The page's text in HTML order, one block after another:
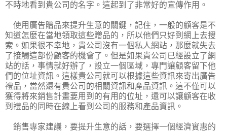
不時地看到貴公司的名字。這起到了非常好的宣傳作用。
使用廣告贈品來提升生意的關鍵，記住，一般的顧客是不
知道怎麼在當地領取這些贈品的，所以他們只好到網上去搜
索。如果很不幸地，貴公司沒有一個私人網站，那麼就失去
了接觸這部份顧客的機會了。但是如果貴公司已經設立了網
站的話，事情就好辦了，設立一個區域，專門讓顧客留下他
們的位址資訊。這樣貴公司就可以根據這些資訊來寄出廣告
禮品，當然還有貴公司的相關資訊和產品資訊。這不僅可以
獲得將來銷售計畫要用到的有用的位址，還可以讓顧客在收
到禮品的同時在線上看到公司的服務和產品資訊。
銷售專家建議，要提升生意的話，要選擇一個經濟實惠的